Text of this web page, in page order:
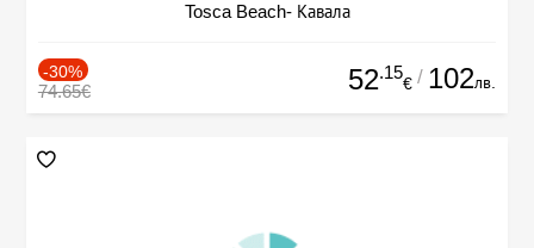
Tosca Beach- Кавала
-30%
74.65€ 52.15
€ / 102лв.